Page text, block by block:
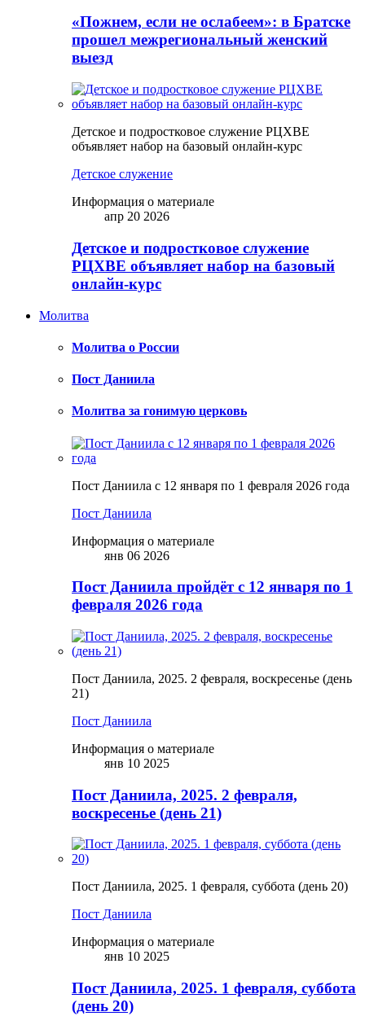
«Пожнем, если не ослабеем»: в Братске
прошел межрегиональный женский
выезд
Детское и подростковое служение РЦХВЕ
объявляет набор на базовый онлайн-курс
Детское служение
Информация о материале
апр 20 2026
Детское и подростковое служение
РЦХВЕ объявляет набор на базовый
онлайн-курс
Молитва
Молитва о России
Пост Даниила
Молитва за гонимую церковь
Пост Даниила с 12 января по 1 февраля 2026 года
Пост Даниила
Информация о материале
янв 06 2026
Пост Даниила пройдёт с 12 января по 1
февраля 2026 года
Пост Даниила, 2025. 2 февраля, воскресенье (день
21)
Пост Даниила
Информация о материале
янв 10 2025
Пост Даниила, 2025. 2 февраля,
воскресенье (день 21)
Пост Даниила, 2025. 1 февраля, суббота (день 20)
Пост Даниила
Информация о материале
янв 10 2025
Пост Даниила, 2025. 1 февраля, суббота
(день 20)